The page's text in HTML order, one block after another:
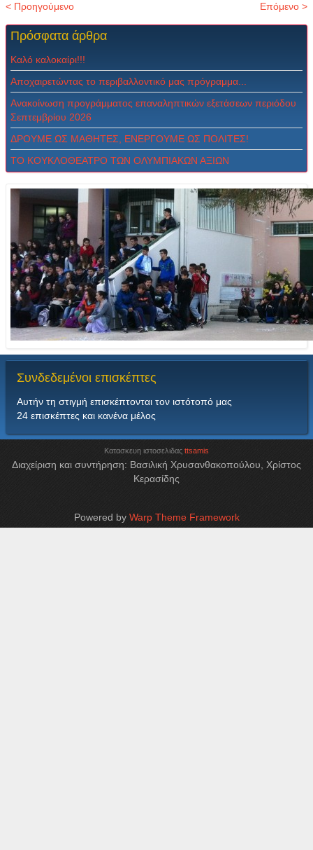
< Προηγούμενο Επόμενο >
Πρόσφατα άρθρα
Καλό καλοκαίρι!!!
Αποχαιρετώντας το περιβαλλοντικό μας πρόγραμμα...
Ανακοίνωση προγράμματος επαναληπτικών εξετάσεων περιόδου
Σεπτεμβρίου 2026
ΔPOYME ΩΣ MAΘHTEΣ, ENEPΓOYME ΩΣ ΠOΛITEΣ!
ΤΟ ΚΟΥΚΛΟΘΕΑΤΡΟ ΤΩΝ ΟΛΥΜΠΙΑΚΩΝ ΑΞΙΩΝ
Συνδεδεμένοι επισκέπτες
Αυτήν τη στιγμή επισκέπτονται τον ιστότοπό μας
24 επισκέπτες και κανένα μέλος
Κατασκευη ιστοσελιδας ttsamis
Διαχείριση και συντήρηση: Βασιλική Χρυσανθακοπούλου, Χρίστος
Κερασίδης
Powered by Warp Theme Framework